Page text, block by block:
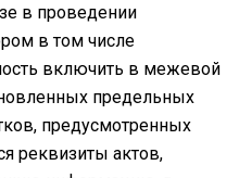
в проведении
в том числе
включить в межевой
предельных
предусмотренных
реквизиты актов,